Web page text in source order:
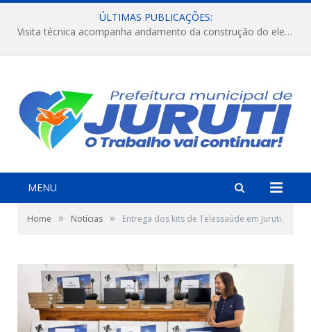
ÚLTIMAS PUBLICAÇÕES:
Visita técnica acompanha andamento da construção do elevado na comunidade Diamantino, região do Miri.
MENU
Home » Notícias » Entrega dos kits de Telessaúde em Juruti.